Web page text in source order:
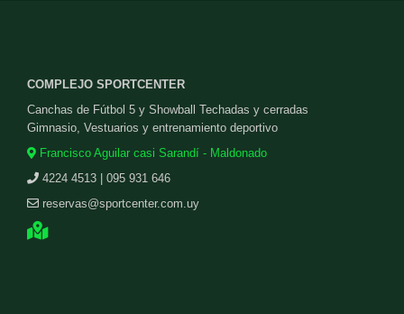
COMPLEJO SPORTCENTER
Canchas de Fútbol 5 y Showball Techadas y cerradas
Gimnasio, Vestuarios y entrenamiento deportivo
Francisco Aguilar casi Sarandí - Maldonado
4224 4513 | 095 931 646
reservas@sportcenter.com.uy